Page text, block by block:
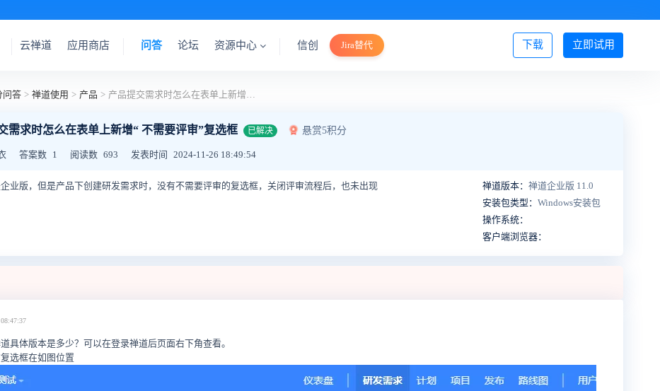
立即试用
下载
云禅道 应用商店 问答 论坛 资源中心 信创 Jira替代 登录/注册
问答 > 禅道使用 > 产品 > 产品提交需求时怎么在表单上新增“ 不需要评审”复选框
需求时怎么在表单上新增“ 不需要评审”复选框 已解决 悬赏5积分
答案数 1 阅读数 693 发表时间 2024-11-26 18:49:54
业版，但是产品下创建研发需求时，没有不需要评审的复选框，关闭评审流程后，也未出现 禅道版本： 禅道企业版 11.0
安装包类型： Windows安装包
操作系统：
客户端浏览器：
具体版本是多少？可以在登录禅道后页面右下角查看。
选框在如图位置